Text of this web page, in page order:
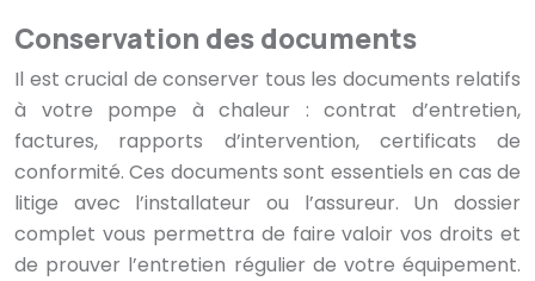
Conservation des documents
Il est crucial de conserver tous les documents relatifs
à votre pompe à chaleur : contrat d’entretien,
factures, rapports d’intervention, certificats de
conformité. Ces documents sont essentiels en cas de
litige avec l’installateur ou l’assureur. Un dossier
complet vous permettra de faire valoir vos droits et
de prouver l’entretien régulier de votre équipement.